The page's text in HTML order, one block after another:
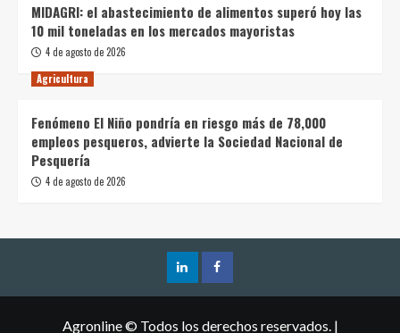
MIDAGRI: el abastecimiento de alimentos superó hoy las
10 mil toneladas en los mercados mayoristas
4 de agosto de 2026
Agricultura
Fenómeno El Niño pondría en riesgo más de 78,000
empleos pesqueros, advierte la Sociedad Nacional de
Pesquería
4 de agosto de 2026
Agronline © Todos los derechos reservados. |